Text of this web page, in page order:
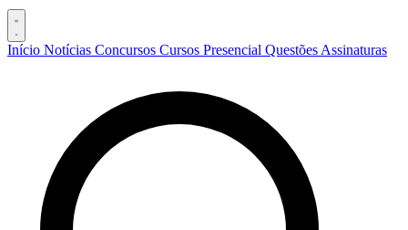
Início Notícias Concursos Cursos Presencial Questões Assinaturas